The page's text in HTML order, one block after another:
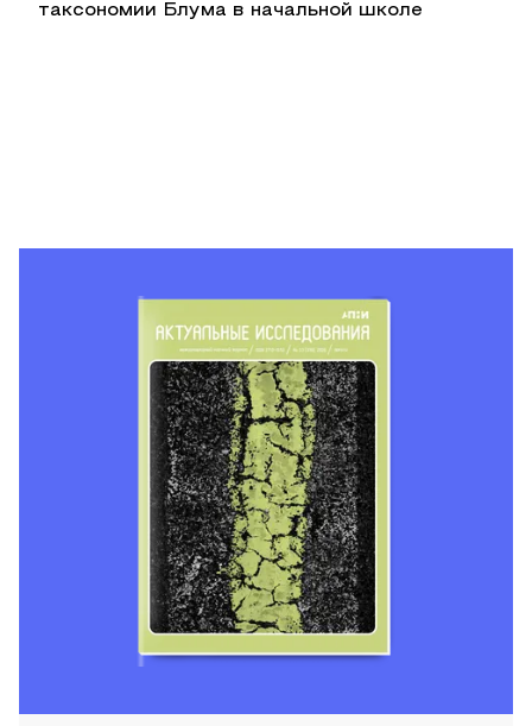
таксономии Блума в начальной школе